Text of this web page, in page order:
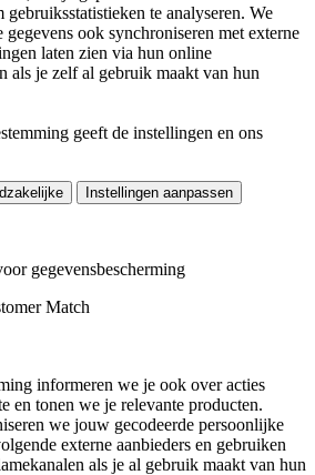
gebruiksstatistieken te analyseren. We
ook synchroniseren met externe
laten zien via hun online
als je zelf al gebruik maakt van hun
geeft de instellingen en ons
Instellingen aanpassen
gegevensbescherming
Match
informeren we je ook over acties
en tonen we je relevante producten.
we jouw gecodeerde persoonlijke
externe aanbieders en gebruiken
als je al gebruik maakt van hun